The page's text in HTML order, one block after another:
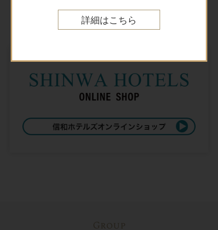
Online shop
オンラインショップ
詳細はこちら